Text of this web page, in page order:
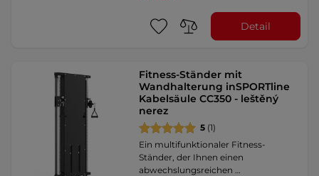
Detail
Fitness-Ständer mit
Wandhalterung inSPORTline
Kabelsäule CC350 - leštěný
nerez
5 (1)
Ein multifunktionaler Fitness-
Ständer, der Ihnen einen
abwechslungsreichen …